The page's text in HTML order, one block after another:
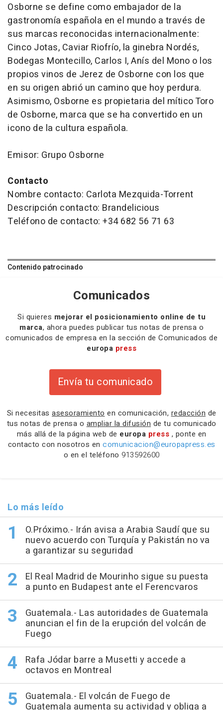
Osborne se define como embajador de la
gastronomía española en el mundo a través de
sus marcas reconocidas internacionalmente:
Cinco Jotas, Caviar Riofrío, la ginebra Nordés,
Bodegas Montecillo, Carlos I, Anís del Mono o los
propios vinos de Jerez de Osborne con los que
en su origen abrió un camino que hoy perdura.
Asimismo, Osborne es propietaria del mítico Toro
de Osborne, marca que se ha convertido en un
icono de la cultura española.
Emisor: Grupo Osborne
Contacto
Nombre contacto: Carlota Mezquida-Torrent
Descripción contacto: Brandelicious
Teléfono de contacto: +34 682 56 71 63
Contenido patrocinado
Comunicados
Si quieres mejorar el posicionamiento online de tu
marca, ahora puedes publicar tus notas de prensa o
comunicados de empresa en la sección de Comunicados de
europa press
Envía tu comunicado
Si necesitas asesoramiento en comunicación, redacción de
tus notas de prensa o ampliar la difusión de tu comunicado
más allá de la página web de europa press , ponte en
contacto con nosotros en comunicacion@europapress.es
o en el teléfono 913592600
Lo más leído
O.Próximo.- Irán avisa a Arabia Saudí que su
nuevo acuerdo con Turquía y Pakistán no va
a garantizar su seguridad
El Real Madrid de Mourinho sigue su puesta
a punto en Budapest ante el Ferencvaros
Guatemala.- Las autoridades de Guatemala
anuncian el fin de la erupción del volcán de
Fuego
Rafa Jódar barre a Musetti y accede a
octavos en Montreal
Guatemala.- El volcán de Fuego de
Guatemala aumenta su actividad y obliga a